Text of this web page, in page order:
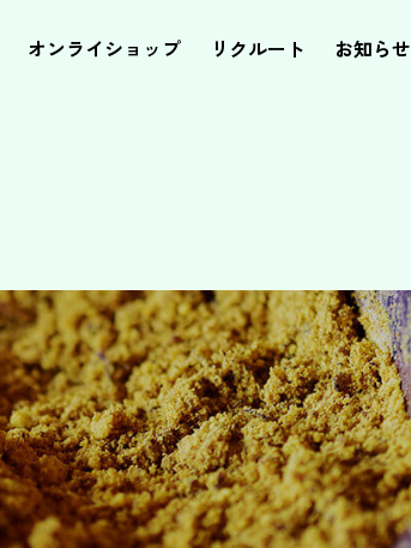
オンライショップ リクルート お知らせ